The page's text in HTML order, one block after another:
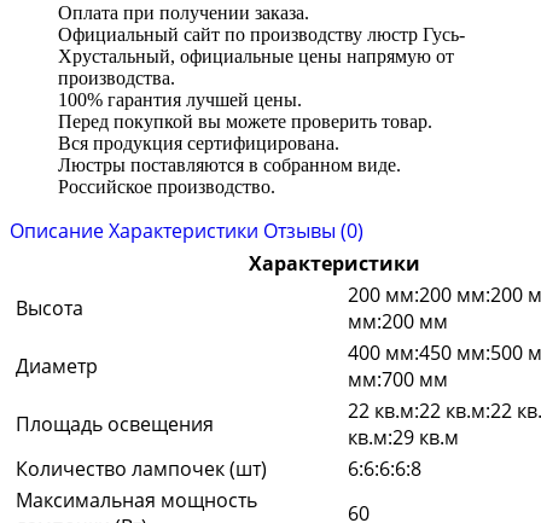
Оплата при получении заказа.
Официальный сайт по производству люстр Гусь-
Хрустальный, официальные цены напрямую от
производства.
100% гарантия лучшей цены.
Перед покупкой вы можете проверить товар.
Вся продукция сертифицирована.
Люстры поставляются в собранном виде.
Российское производство.
ОписаниеХарактеристики Отзывы (0)
Характеристики
Высота
200 мм:200 мм:200
мм:200 мм
Диаметр
400 мм:450 мм:500
мм:700 мм
Площадь освещения
22 кв.м:22 кв.м:22
кв.м:29 кв.м
Количество лампочек (шт)
6:6:6:6:8
Максимальная мощность
60